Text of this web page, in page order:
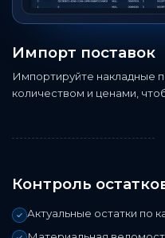
Импорт поставок
Импортируйте накладные
количеством и ценами,
Контроль
Актуальные остатки по